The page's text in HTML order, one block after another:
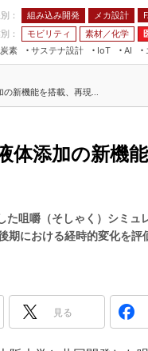
： 組み込み開発 メカ設計
：
モビリティ 素材／化学
素
サステナ設計
IoT
AI
全 JIMTOF
IIFES
TECHNO-
EdgeTech+
日本ものづくりワ
VR／AR
フィー
組み込
組み込
新機能を搭載、再現...
体添加の新機
た咀嚼（そしゃく）シミュ
期における経時的変化を評
見る